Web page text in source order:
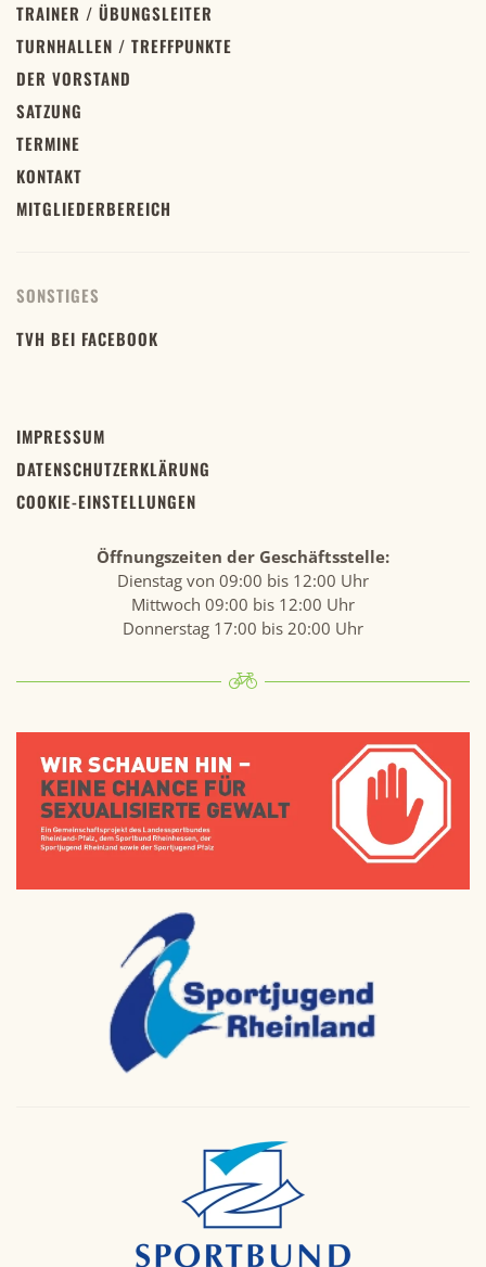
TRAINER / ÜBUNGSLEITER
TURNHALLEN / TREFFPUNKTE
DER VORSTAND
SATZUNG
TERMINE
KONTAKT
MITGLIEDERBEREICH
SONSTIGES
TVH BEI FACEBOOK
IMPRESSUM
DATENSCHUTZERKLÄRUNG
COOKIE-EINSTELLUNGEN
Öffnungszeiten der Geschäftsstelle:
Dienstag von 09:00 bis 12:00 Uhr
Mittwoch 09:00 bis 12:00 Uhr
Donnerstag 17:00 bis 20:00 Uhr